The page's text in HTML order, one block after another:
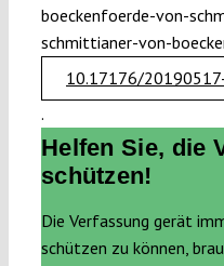
boeckenfoerde-von-
schmittianer-von-
10.17176/
.
Helfen Sie, die
schützen!
Die Verfassung gerät
schützen zu können,